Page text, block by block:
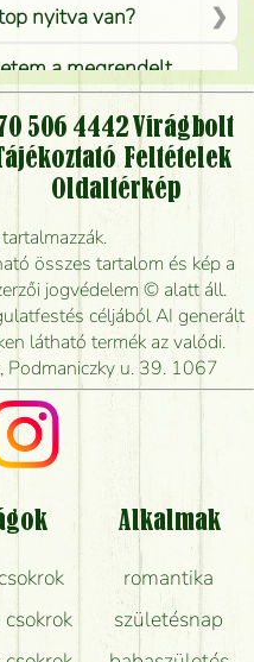
nyitva van?
a megrendelt
kiszállítással
rendelni?
úgy, hogy még ma
a csokrot, és
kiszállítani?
van önöknél?
a virágküldésről?
a képen van?
szállításáról?
friss a csokor?
boltban?
506 4442 Virágbolt
Feltételek
Oldaltérkép
összes tartalom és kép a
jogvédelem © alatt áll.
céljából AI generált
látható termék az valódi.
Podmaniczky u. 39. 1067
Alkalmak
romantika
születésnap